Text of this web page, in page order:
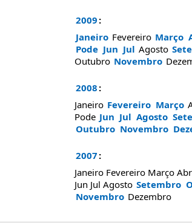
2009 :
Janeiro Fevereiro Março
Pode Jun Jul Agosto
Outubro Novembro
2008 :
Janeiro Fevereiro Março
Pode Jun Jul Agosto
Outubro Novembro
2007 :
Janeiro Fevereiro Março
Jun Jul Agosto Setembro
Novembro Dezembro